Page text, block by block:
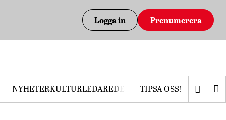
Logga in Prenumerera
NYHETERKULTURLEDAREDEBATTPRENUMERERA
TIPSA OSS!